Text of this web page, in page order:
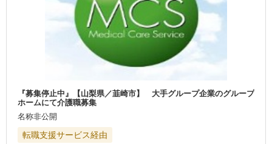
『募集停止中』【山梨県／韮崎市】 大手グループ企業のグループ
ホームにて介護職募集
名称非公開
転職支援サービス経由